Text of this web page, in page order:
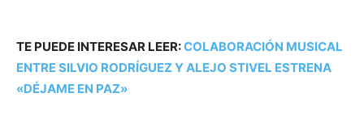
TE PUEDE INTERESAR LEER:COLABORACIÓN MUSICAL
ENTRE SILVIO RODRÍGUEZ Y ALEJO STIVEL ESTRENA
«DÉJAME EN PAZ»